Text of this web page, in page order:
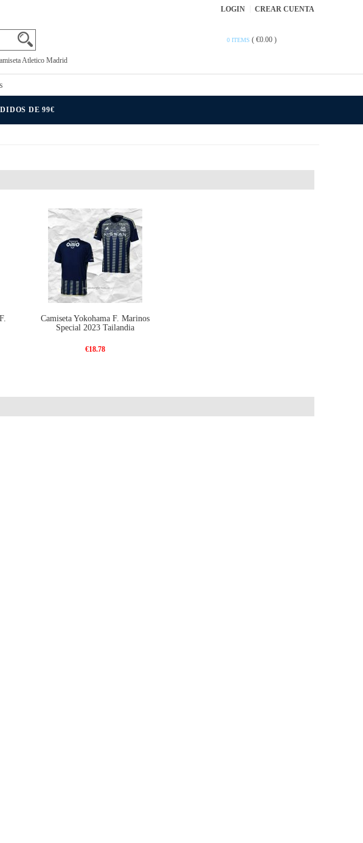
LOGIN CREAR CUENTA
Atletico Madrid
0 ITEMS ( €0.00 )
DE 99€
Camiseta Yokohama F. Marinos
Special 2023 Tailandia
€18.78